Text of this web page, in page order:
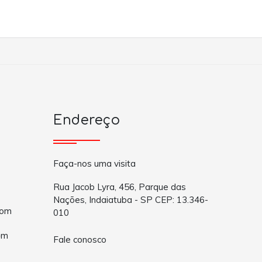
Endereço
Faça-nos uma visita
Rua Jacob Lyra, 456, Parque das
Nações, Indaiatuba - SP CEP: 13.346-
010
Fale conosco